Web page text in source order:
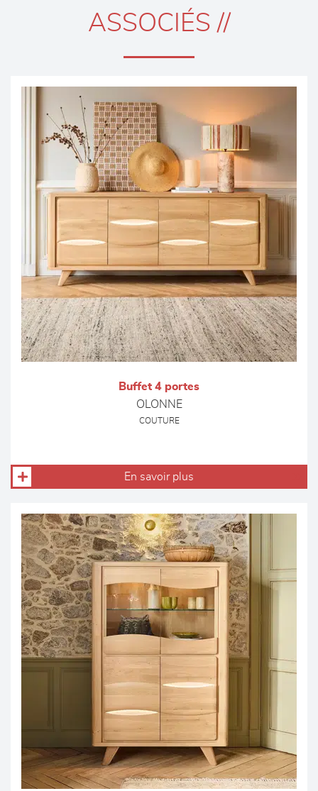
ASSOCIÉS //
Buffet 4 portes
OLONNE
COUTURE
En savoir plus